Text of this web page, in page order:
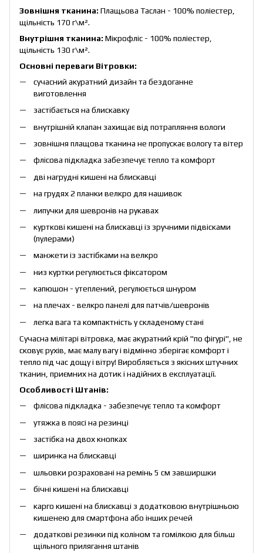
Зовнішня тканина: Плащьова Таслан - 100% поліестер,
щільність 170 г\м².
Внутрішня тканина: Мікрофліс - 100% поліестер,
щільність 130 г\м².
Основні переваги Вітровки:
сучасний акуратний дизайн та бездоганне
виготовлення
застібається на блискавку
внутрішній клапан захищає від потрапляння вологи
зовнішня плащова тканина не пропускає вологу та вітер
флісова підкладка забезпечує тепло та комфорт
дві нагрудні кишені на блискавці
на грудях 2 планки велкро для нашивок
липучки для шевронів на рукавах
курткові кишені на блискавці із зручними підвісками
(пулерами)
манжети із застібками на велкро
низ куртки регулюється фіксатором
капюшон - утеплений, регулюється шнуром
на плечах - велкро панелі для патчів/шевронів
легка вага та компактність у складеному стані
Сучасна мілітарі вітровка, має акуратний крій "по фігурі", не
сковує рухів, має малу вагу і відмінно зберігає комфорт і
тепло під час дощу і вітру! Виробляється з якісних штучних
тканин, приємних на дотик і надійних в експлуатації.
Особливості Штанів:
флісова підкладка - забезпечує тепло та комфорт
утяжка в поясі на резинці
застібка на двох кнопках
ширинка на блискавці
шльовки розраховані на ремінь 5 см завширшки
бічні кишені на блискавці
карго кишені на блискавці з додатковою внутрішньою
кишенею для смартфона або інших речей
додаткові резинки під коліном та гомілкою для більш
щільного прилягання штанів